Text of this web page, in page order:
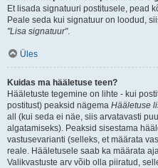
Et lisada signatuuri postitusele, pead
Peale seda kui signatuur on loodud,
"Lisa signatuur".
Üles
Kuidas ma hääletuse teen?
Hääletuste tegemine on lihte - kui
postitust) peaksid nägema Hääletuse
all (kui seda ei näe, siis arvatavasti
algatamiseks). Peaksid sisestama
vastusevarianti (selleks, et määrata
reale. Hääletusele saab ka määrata
Valikvastuste arv võib olla piiratud,